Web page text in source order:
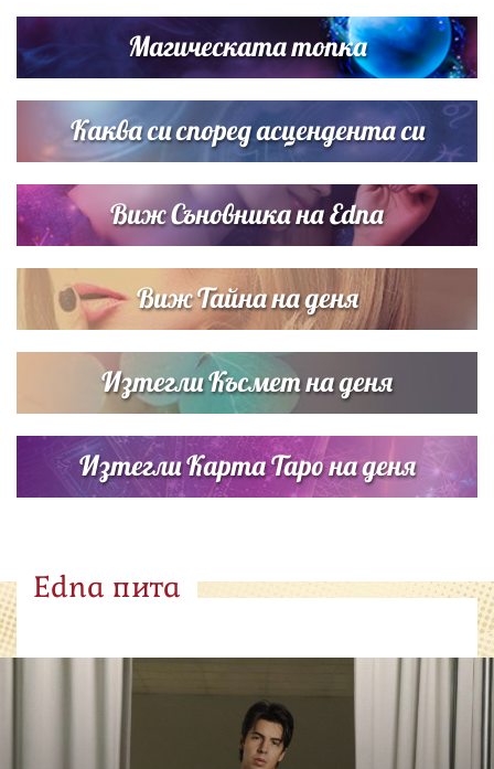
Димов издадоха своето любимо място
Дъщерята на Тодор Батков вдигна сватба, Стоичков и
Братя Аргирови я изненадаха с песен
Магическата топка
Каква си според асцендента си
Виж Съновника на Edna
Виж Тайна на деня
Изтегли Късмет на деня
Изтегли Карта Таро на деня
Edna пита